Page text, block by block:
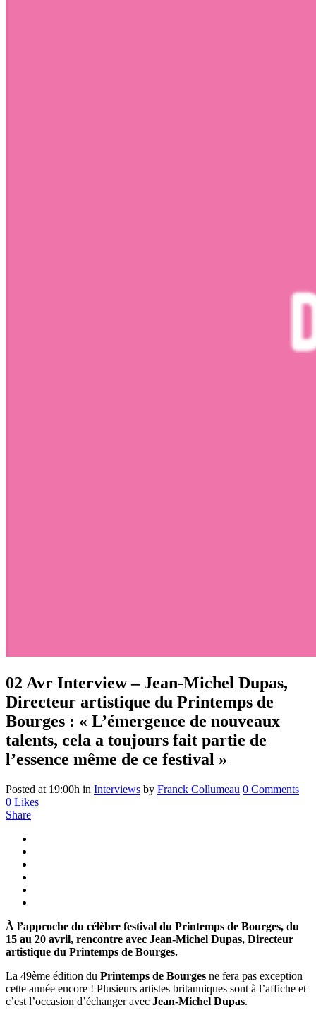
02 Avr Interview – Jean-Michel Dupas,
Directeur artistique du Printemps de
Bourges : « L’émergence de nouveaux
talents, cela a toujours fait partie de
l’essence même de ce festival »
Posted at 19:00h in Interviews by Franck Collumeau 0 Comments
0 Likes
Share
À l’approche du célèbre festival du Printemps de Bourges, du
15 au 20 avril, rencontre avec Jean-Michel Dupas, Directeur
artistique du Printemps de Bourges.
La 49ème édition du Printemps de Bourges ne fera pas exception
cette année encore ! Plusieurs artistes britanniques sont à l’affiche et
c’est l’occasion d’échanger avec Jean-Michel Dupas.